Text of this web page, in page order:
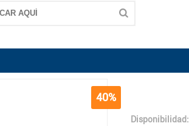
40%
Disponibilidad: